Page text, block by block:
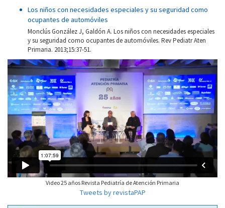
Los niños con necesidades especiales y su seguridad como
ocupantes de automóviles
Monclús González J, Galdón A. Los niños con necesidades especiales
y su seguridad como ocupantes de automóviles. Rev Pediatr Aten
Primaria. 2013;15:37-51.
Video 25 años Revista Pediatría de Atención Primaria
Tweets by revistaPAP